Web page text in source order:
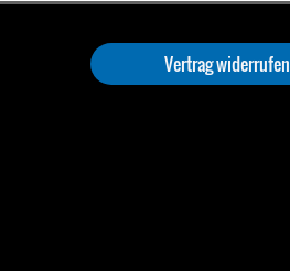
Vertrag widerrufen